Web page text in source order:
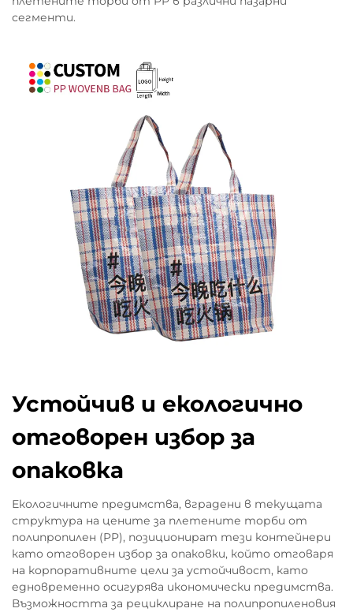
сегменти.
Устойчив и екологично
отговорен избор за
опаковка
Екологичните предимства, вградени в текущата
структура на цените за плетените торби от
полипропилен (PP), позиционират тези контейнери
като отговорен избор за опаковки, който отговаря
на корпоративните цели за устойчивост, като
едновременно осигурява икономически предимства.
Възможността за рециклиране на полипропиленовия